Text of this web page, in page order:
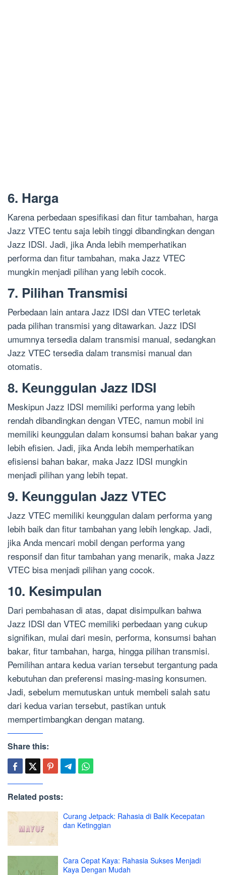
6. Harga
Karena perbedaan spesifikasi dan fitur tambahan, harga
Jazz VTEC tentu saja lebih tinggi dibandingkan dengan
Jazz IDSI. Jadi, jika Anda lebih memperhatikan
performa dan fitur tambahan, maka Jazz VTEC
mungkin menjadi pilihan yang lebih cocok.
7. Pilihan Transmisi
Perbedaan lain antara Jazz IDSI dan VTEC terletak
pada pilihan transmisi yang ditawarkan. Jazz IDSI
umumnya tersedia dalam transmisi manual, sedangkan
Jazz VTEC tersedia dalam transmisi manual dan
otomatis.
8. Keunggulan Jazz IDSI
Meskipun Jazz IDSI memiliki performa yang lebih
rendah dibandingkan dengan VTEC, namun mobil ini
memiliki keunggulan dalam konsumsi bahan bakar yang
lebih efisien. Jadi, jika Anda lebih memperhatikan
efisiensi bahan bakar, maka Jazz IDSI mungkin
menjadi pilihan yang lebih tepat.
9. Keunggulan Jazz VTEC
Jazz VTEC memiliki keunggulan dalam performa yang
lebih baik dan fitur tambahan yang lebih lengkap. Jadi,
jika Anda mencari mobil dengan performa yang
responsif dan fitur tambahan yang menarik, maka Jazz
VTEC bisa menjadi pilihan yang cocok.
10. Kesimpulan
Dari pembahasan di atas, dapat disimpulkan bahwa
Jazz IDSI dan VTEC memiliki perbedaan yang cukup
signifikan, mulai dari mesin, performa, konsumsi bahan
bakar, fitur tambahan, harga, hingga pilihan transmisi.
Pemilihan antara kedua varian tersebut tergantung pada
kebutuhan dan preferensi masing-masing konsumen.
Jadi, sebelum memutuskan untuk membeli salah satu
dari kedua varian tersebut, pastikan untuk
mempertimbangkan dengan matang.
Share this:
Related posts:
Curang Jetpack: Rahasia di Balik Kecepatan
dan Ketinggian
Cara Cepat Kaya: Rahasia Sukses Menjadi
Kaya Dengan Mudah